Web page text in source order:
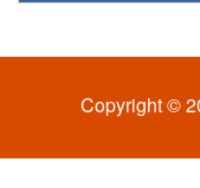
Copyright ©